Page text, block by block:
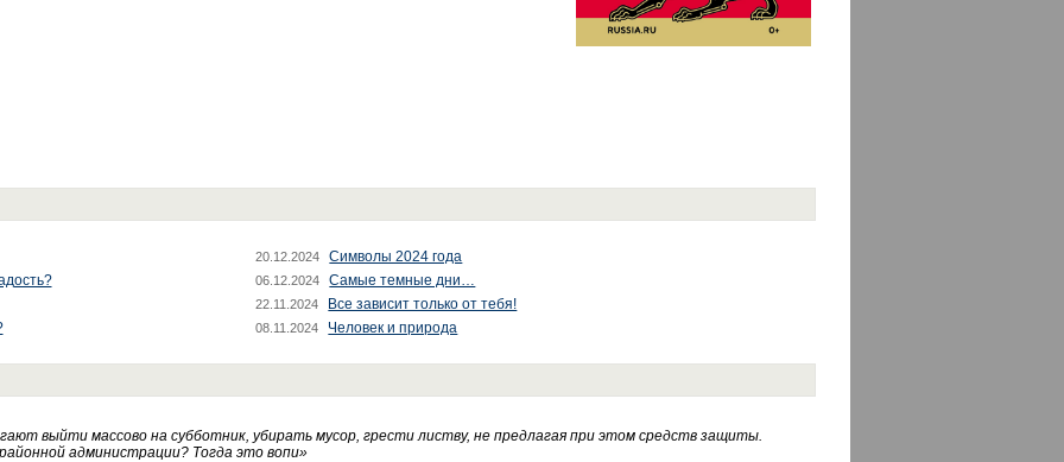
20.12.2024
Символы 2024 года
06.12.2024 Самые темные дни…
22.11.2024
Все зависит только от тебя!
08.11.2024 Человек и природа
выйти массово на субботник, убирать мусор, грести листву, не предлагая при этом средств защиты.
администрации? Тогда это вопи»